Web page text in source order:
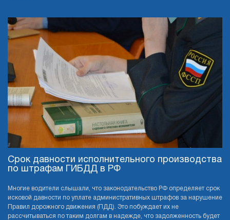
Срок давности исполнительного производства
по штрафам ГИБДД в РФ
Многие водители слышали, что законодательство РФ определяет срок
исковой давности по уплате административных штрафов за нарушение
Правил дорожного движения (ПДД). Это побуждает их не
рассчитываться по таким долгам в надежде, что задолженность будет